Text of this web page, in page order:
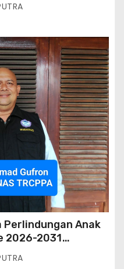
Perlindungan Anak
Nasional Tim
Perempuan Anak